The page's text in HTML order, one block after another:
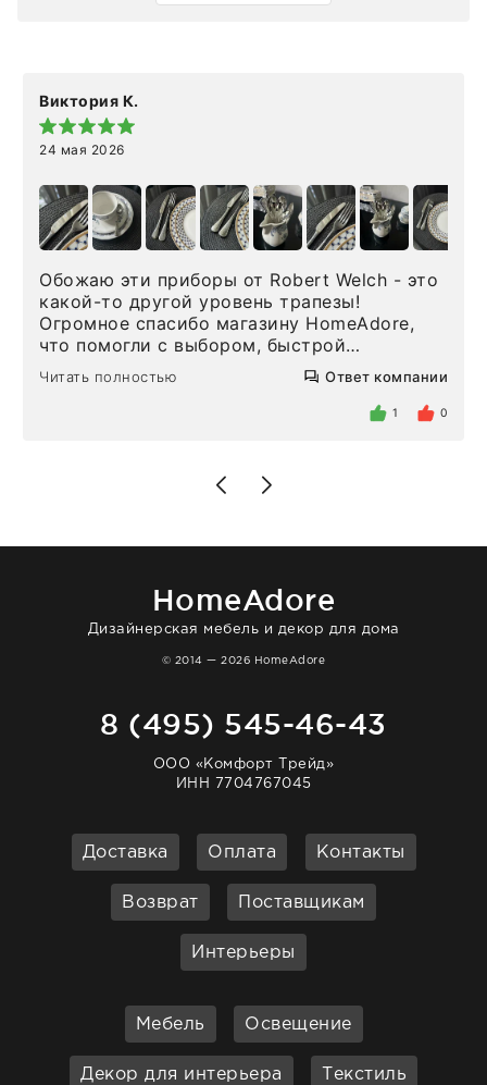
Виктория К.
24 мая 2026
Обожаю эти приборы от Robert Welch - это
какой-то другой уровень трапезы!
Огромное спасибо магазину HomeAdore,
что помогли с выбором, быстрой
доставкой и высоким сервисом. Один раз
была здесь лично, забирала чайные ложки,
внутри очень много антикварной посуды,
Позже заказывала остальные приборы -
доставили сдэком на следующий день к
отвечает очень быстро. Взаимодействием
Читать полностью Ответ компании
1 0
HomeAdore
Дизайнерская мебель и декор для дома
© 2014 — 2026 HomeAdore
8 (495) 545-46-43
ООО «Комфорт Трейд»
ИНН 7704767045
Доставка Оплата Контакты
Возврат Поставщикам
Интерьеры
Мебель Освещение
Декор для интерьера Текстиль